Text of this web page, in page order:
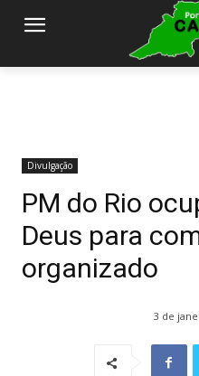
Divulgação
PM do Rio
Deus para
organizado
3 de